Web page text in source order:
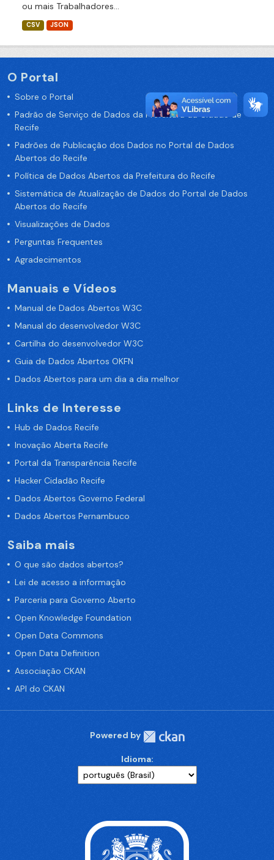
ou mais Trabalhadores...
CSV JSON
O Portal
Sobre o Portal
Padrão de Serviço de Dados da Prefeitura da Cidade de
Recife
Padrões de Publicação dos Dados no Portal de Dados
Abertos do Recife
Política de Dados Abertos da Prefeitura do Recife
Sistemática de Atualização de Dados do Portal de Dados
Abertos do Recife
Visualizações de Dados
Perguntas Frequentes
Agradecimentos
Manuais e Vídeos
Manual de Dados Abertos W3C
Manual do desenvolvedor W3C
Cartilha do desenvolvedor W3C
Guia de Dados Abertos OKFN
Dados Abertos para um dia a dia melhor
Links de Interesse
Hub de Dados Recife
Inovação Aberta Recife
Portal da Transparência Recife
Hacker Cidadão Recife
Dados Abertos Governo Federal
Dados Abertos Pernambuco
Saiba mais
O que são dados abertos?
Lei de acesso a informação
Parceria para Governo Aberto
Open Knowledge Foundation
Open Data Commons
Open Data Definition
Associação CKAN
API do CKAN
Powered by
Idioma